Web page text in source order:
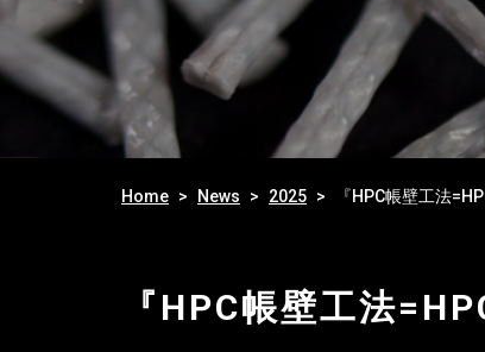
Home News 2025 『HPC帳壁工法
『HPC帳壁工法